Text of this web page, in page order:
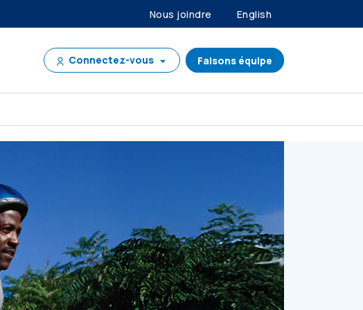
Nous joindre English
Connectez-vous Faisons équipe